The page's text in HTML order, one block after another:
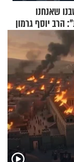
שאנחנו
הרב יוסף גרמון